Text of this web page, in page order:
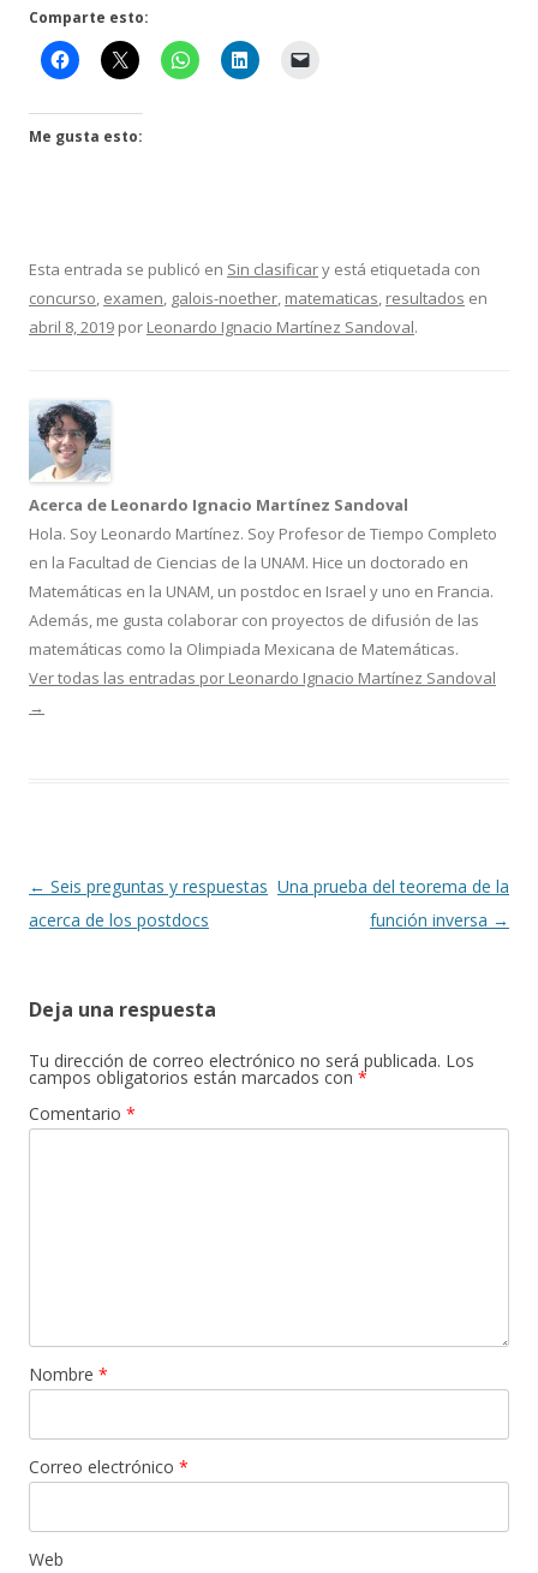
Comparte esto:
Me gusta esto:
Esta entrada se publicó en Sin clasificary está etiquetada con
concurso, examen, galois-noether, matematicas, resultados en
abril 8, 2019 por Leonardo Ignacio Martínez Sandoval.
Acerca de Leonardo Ignacio Martínez Sandoval
Hola. Soy Leonardo Martínez. Soy Profesor de Tiempo Completo
en la Facultad de Ciencias de la UNAM. Hice un doctorado en
Matemáticas en la UNAM, un postdoc en Israel y uno en Francia.
Además, me gusta colaborar con proyectos de difusión de las
matemáticas como la Olimpiada Mexicana de Matemáticas.
Ver todas las entradas por Leonardo Ignacio Martínez Sandoval
→
Navegación
de
← Seis preguntas y respuestas
acerca de los postdocs
Una prueba del teorema de la
función inversa →
Deja una respuesta
Tu dirección de correo electrónico no será publicada. Los
campos obligatorios están marcados con *
Comentario *
Nombre *
Correo electrónico *
Web